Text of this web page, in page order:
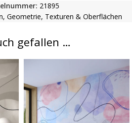
21895
, Geometrie, Texturen & Oberflächen
gefallen …